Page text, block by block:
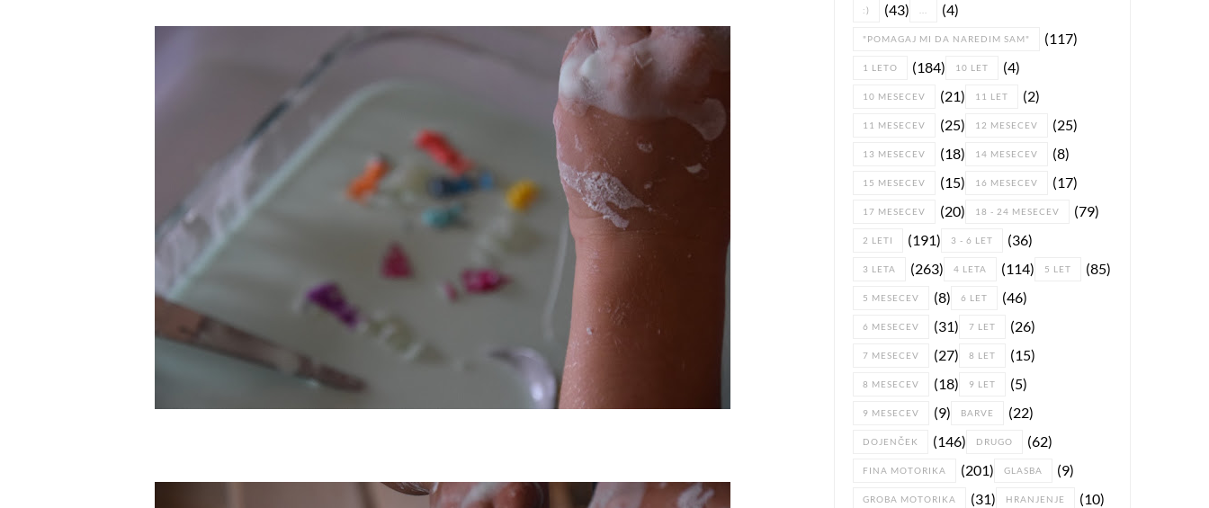
:) (43) ... (4)
"POMAGAJ MI DA NAREDIM SAM" (117)
1 LETO (184) 10 LET (4)
10 MESECEV (21) 11 LET (2)
11 MESECEV (25) 12 MESECEV (25)
13 MESECEV (18) 14 MESECEV (8)
15 MESECEV (15) 16 MESECEV (17)
17 MESECEV (20) 18 - 24 MESECEV (79)
2 LETI (191) 3 - 6 LET (36)
3 LETA (263) 4 LETA (114) 5 LET (85)
5 MESECEV (8) 6 LET (46)
6 MESECEV (31) 7 LET (26)
7 MESECEV (27) 8 LET (15)
8 MESECEV (18) 9 LET (5)
9 MESECEV (9) BARVE (22)
DOJENČEK (146) DRUGO (62)
FINA MOTORIKA (201) GLASBA (9)
GROBA MOTORIKA (31) HRANJENJE (10)